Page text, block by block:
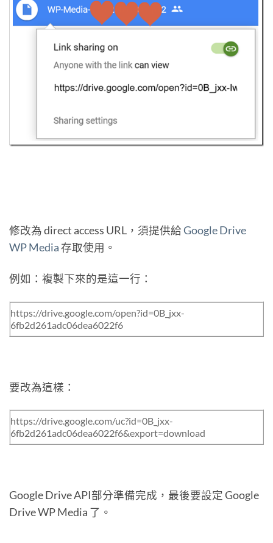
修改為 direct access URL，須提供給Google Drive
WP Media存取使用。
例如：複製下來的是這一行：
https://drive.google.com/open?id=0B_jxx-
6fb2d261adc06dea6022f6
要改為這樣：
https://drive.google.com/uc?id=0B_jxx-
6fb2d261adc06dea6022f6&export=download
Google Drive API部分準備完成，最後要設定 Google
Drive WP Media 了。